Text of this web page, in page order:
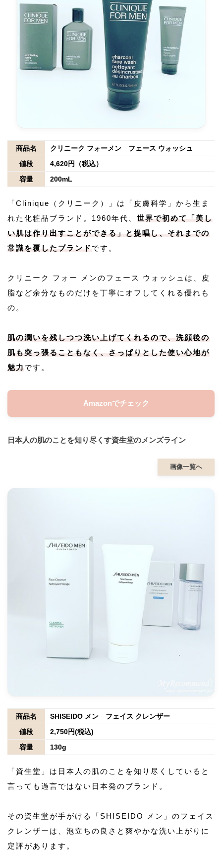
商品名
クリニーク フォーメン フェース ウォッシュ
値段
4,620円（税込）
容量
200mL
「Clinique（クリニーク）」は「皮膚科学」から生ま
れた化粧品ブランド。1960年代、 世界で初めて「美し
い肌は作り出すことができる」と提唱し、それまでの
常識を覆したブランド です。
クリニーク フォー メンのフェース ウォッシュは、皮
脂など余分なものだけを丁寧にオフしてくれる優れも
の。
肌の潤いを残しつつ洗い上げてくれるので、洗顔後の
肌も突っ張ることもなく、さっぱりとした使い心地が
魅力 です。
Amazonでチェック
日本人の肌のことを知り尽くす資生堂のメンズライン
画像一覧へ
商品名
SHISEIDO メン フェイス クレンザー
値段
2,750円(税込)
容量
130g
「資生堂」は日本人の肌のことを知り尽くしていると
言っても過言ではない日本発のブランド。
その資生堂が手がける「SHISEIDO メン」のフェイス
クレンザーは、泡立ちの良さと爽やかな洗い上がりに
定評があります。